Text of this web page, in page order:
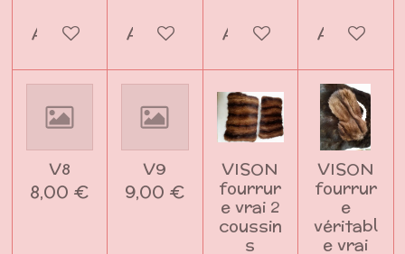
Ajouter au panierAjouter au panierAjouter au panier
Ajouter
V8
8,00 €
V9
9,00 €
VISON
fourrur
e vrai 2
coussin
s
VISON
fourrur
e
véritabl
e vrai